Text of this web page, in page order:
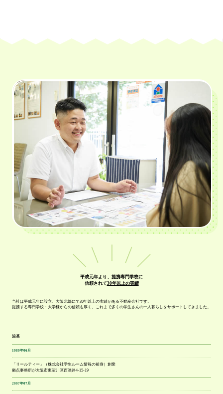
平成元年より、提携専門学校に
信頼されて30年以上の実績
当社は平成元年に設立、大阪北部にて30年以上の実績がある不動産会社です。
提携する専門学校・大学様からの信頼も厚く、これまで多くの学生さんの一人暮らしをサポートしてきました。
沿革
1989年06月
「リールティー」（株式会社学生ルーム情報の前身）創業
拠点事務所が大阪市東淀川区西淡路4-15-19
2007年07月